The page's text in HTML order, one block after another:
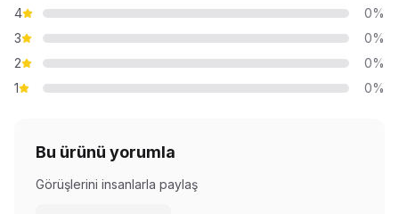
4
0%
3
0%
2
0%
1
0%
Bu ürünü yorumla
Görüşlerini insanlarla paylaş